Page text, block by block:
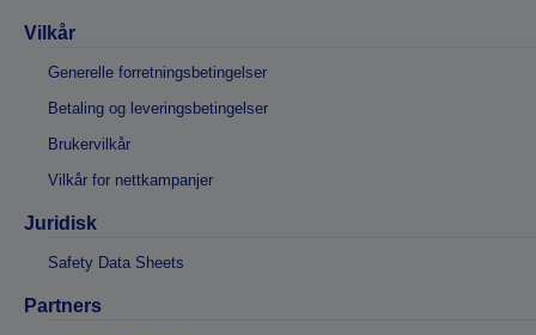
Vilkår
Generelle forretningsbetingelser
Betaling og leveringsbetingelser
Brukervilkår
Vilkår for nettkampanjer
Juridisk
Safety Data Sheets
Partners